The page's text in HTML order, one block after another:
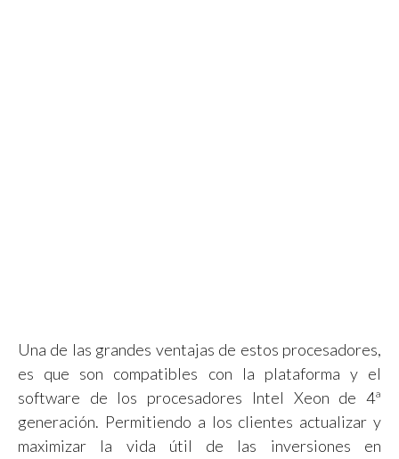
Una de las grandes ventajas de estos procesadores,
es que son compatibles con la plataforma y el
software de los procesadores Intel Xeon de 4ª
generación. Permitiendo a los clientes actualizar y
maximizar la vida útil de las inversiones en